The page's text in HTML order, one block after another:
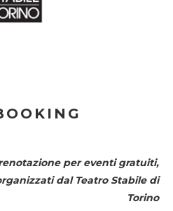
per eventi gratuiti,
dal Teatro Stabile di
Torino